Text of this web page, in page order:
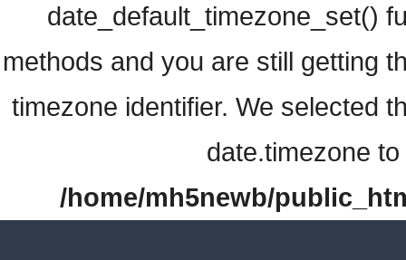
date_default_timezone_set()
methods and you are still getting
timezone identifier. We selected
date.timezone
/home/mh5newb/